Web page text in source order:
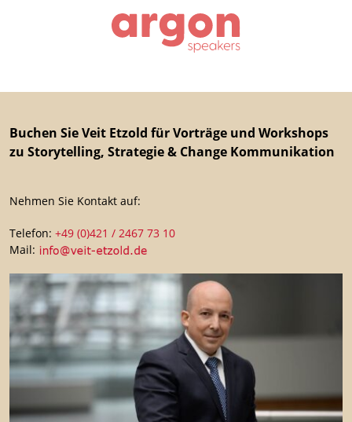
Buchen Sie Veit Etzold für Vorträge und Workshops
zu Storytelling, Strategie & Change Kommunikation
Nehmen Sie Kontakt auf:
Telefon: +49 (0)421 / 2467 73 10
Mail: